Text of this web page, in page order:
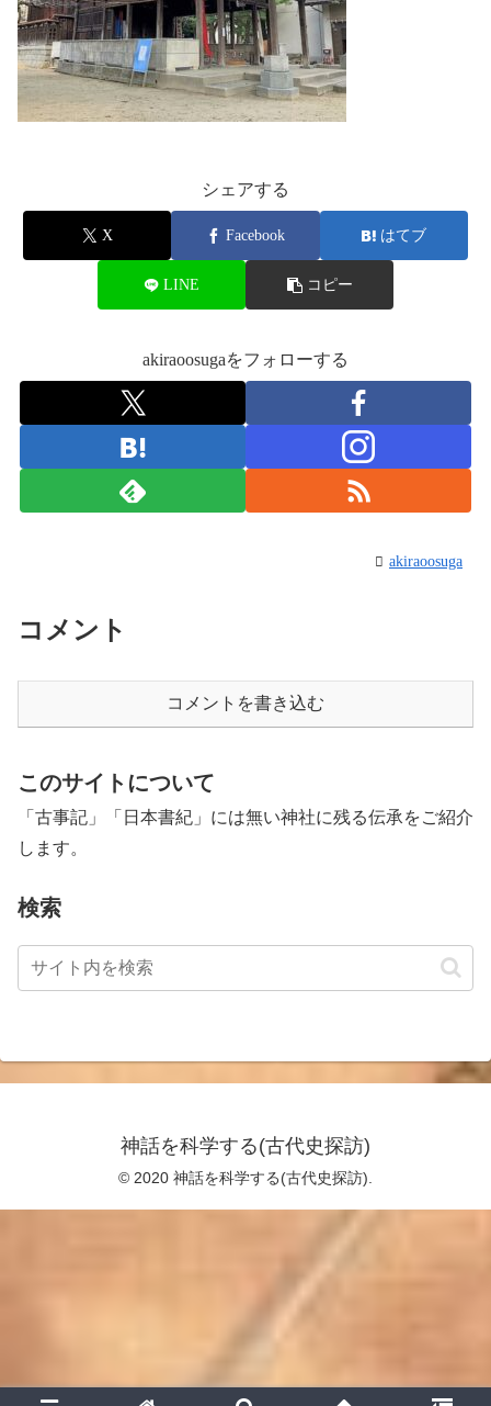
シェアする
X Facebook はてブ
LINE コピー
akiraoosugaをフォローする
akiraoosuga
コメント
コメントを書き込む
このサイトについて
「古事記」「日本書紀」には無い神社に残る伝承をご紹介
します。
検索
神話を科学する(古代史探訪)
© 2020 神話を科学する(古代史探訪).